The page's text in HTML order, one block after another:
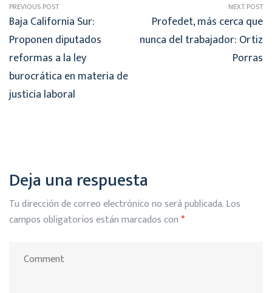
PREVIOUS POST
Baja California Sur:
Proponen diputados
reformas a la ley
burocrática en materia de
justicia laboral
NEXT POST
Profedet, más cerca que
nunca del trabajador: Ortiz
Porras
Deja una respuesta
Tu dirección de correo electrónico no será publicada.Los
campos obligatorios están marcados con*